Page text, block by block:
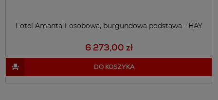
Fotel Amanta 1-osobowa, burgundowa podstawa - HAY
6 273,00 zł
DO KOSZYKA